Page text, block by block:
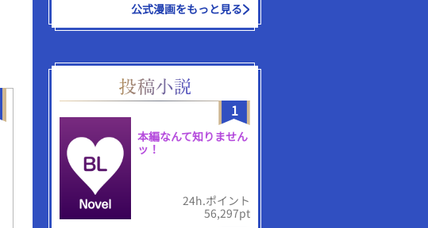
公式漫画をもっと見る
1
本編なんて知りません
ッ！
24h.ポイント
56,297pt